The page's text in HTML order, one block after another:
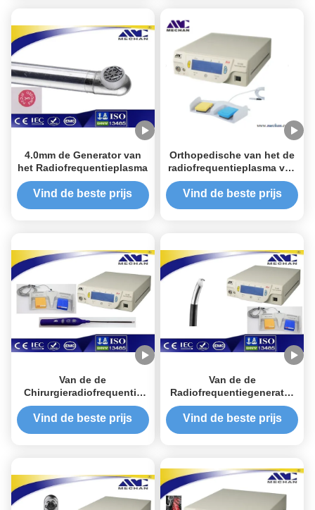
4.0mm de Generator van
het Radiofrequentieplasma
Vind de beste prijs
Orthopedische van het de
radiofrequentieplasma van
chirurgieinstrumenten de
generatorconsole voor
Vind de beste prijs
Van de de
Chirurgieradiofrequentie
van de lage
Temperatuurknie van de
het Plasmagenerator het
Vind de beste prijs
Van de de
Radiofrequentiegenerator
van het
Arthroscopicplasma de
Snelle Terugwinning voor
Vind de beste prijs